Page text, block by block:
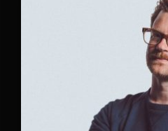
SIGN IN